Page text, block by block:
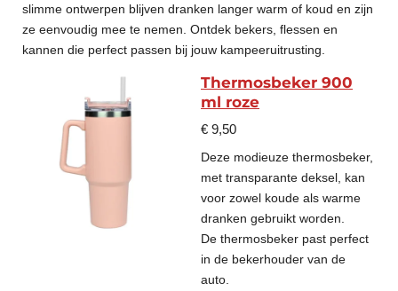
slimme ontwerpen blijven dranken langer warm of koud en zijn
ze eenvoudig mee te nemen. Ontdek bekers, flessen en
kannen die perfect passen bij jouw kampeeruitrusting.
Thermosbeker 900
ml roze
€ 9,50
Deze modieuze thermosbeker,
met transparante deksel, kan
voor zowel koude als warme
dranken gebruikt worden.
De thermosbeker past perfect
in de bekerhouder van de
auto.